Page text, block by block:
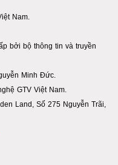
Nam.
bởi bộ thông tin và truyền
Minh Đức.
GTV Việt Nam.
Land, Số 275 Nguyễn Trãi,